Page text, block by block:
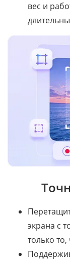
вес и
экрана с
только